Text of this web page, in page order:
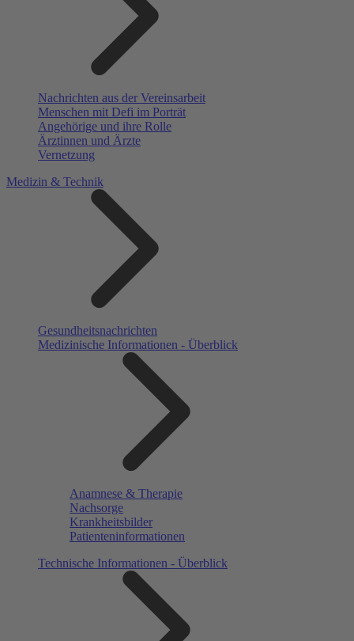
Nachrichten aus der Vereinsarbeit
Menschen mit Defi im Porträt
Angehörige und ihre Rolle
Ärztinnen und Ärzte
Vernetzung
Medizin & Technik
Gesundheitsnachrichten
Medizinische Informationen - Überblick
Anamnese & Therapie
Nachsorge
Krankheitsbilder
Patienteninformationen
Technische Informationen - Überblick